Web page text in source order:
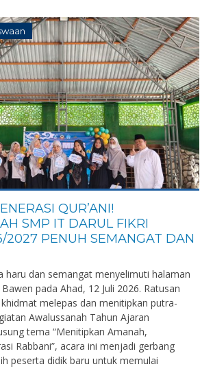
QUR’ANI!
SMP IT DARUL FIKRI
2027 PENUH SEMANGAT DAN
haru dan semangat menyelimuti halaman
pada Ahad, 12 Juli 2026. Ratusan
melepas dan menitipkan putra-
Awalussanah Tahun Ajaran
tema “Menitipkan Amanah,
Rabbani”, acara ini menjadi gerbang
peserta didik baru untuk memulai